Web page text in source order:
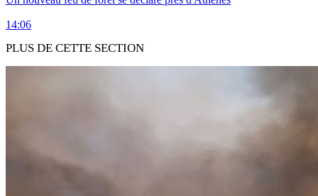
14:06
PLUS DE CETTE SECTION